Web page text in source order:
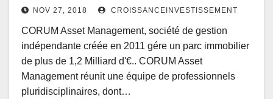
NOV 27, 2018 CROISSANCEINVESTISSEMENT
CORUM Asset Management, société de gestion
indépendante créée en 2011 gére un parc immobilier
de plus de 1,2 Milliard d'€.. CORUM Asset
Management réunit une équipe de professionnels
pluridisciplinaires, dont…